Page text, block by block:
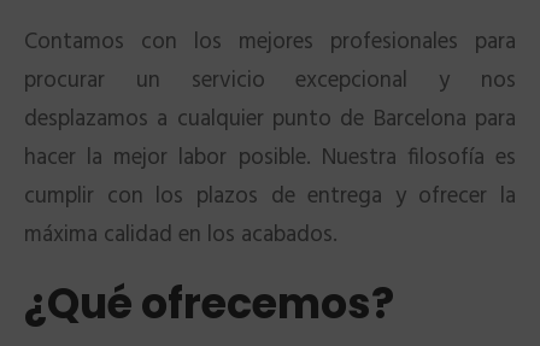
Contamos con los mejores profesionales para
procurar un servicio excepcional y nos
desplazamos a cualquier punto de Barcelona para
hacer la mejor labor posible. Nuestra filosofía es
cumplir con los plazos de entrega y ofrecer la
máxima calidad en los acabados.
¿Qué ofrecemos?